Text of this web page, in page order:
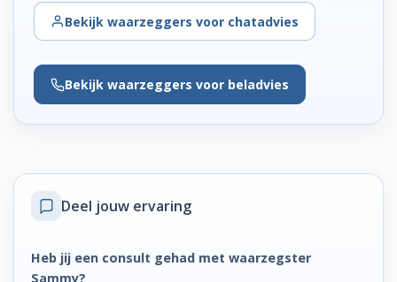
Bekijk waarzeggers voor chatadvies
Bekijk waarzeggers voor beladvies
Deel jouw ervaring
Heb jij een consult gehad met waarzegster
Sammy?